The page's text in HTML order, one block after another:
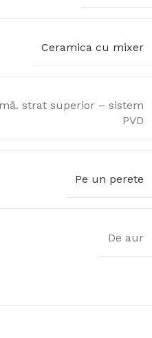
Ceramica cu mixer
strat superior – sistem
PVD
Pe un perete
De aur